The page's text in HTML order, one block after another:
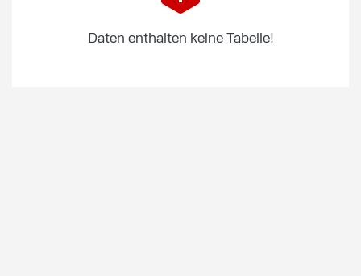
Daten enthalten keine Tabelle!